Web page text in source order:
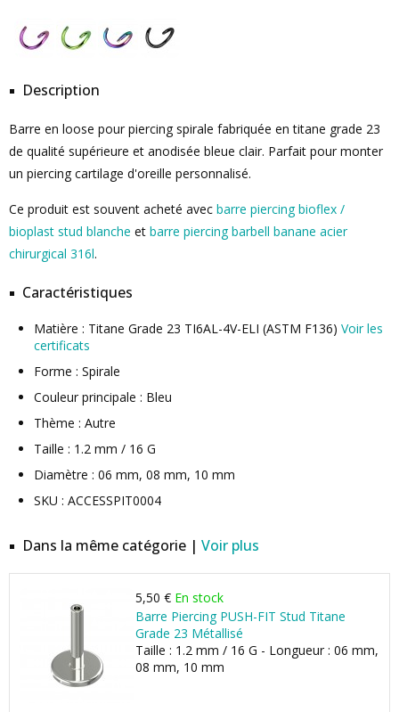
Description
Barre en loose pour piercing spirale fabriquée en titane grade 23
de qualité supérieure et anodisée bleue clair. Parfait pour monter
un piercing cartilage d'oreille personnalisé.
Ce produit est souvent acheté avec barre piercing bioflex /
bioplast stud blanche et barre piercing barbell banane acier
chirurgical 316l.
Caractéristiques
Matière : Titane Grade 23 TI6AL-4V-ELI (ASTM F136) Voir les
certificats
Forme : Spirale
Couleur principale : Bleu
Thème : Autre
Taille : 1.2 mm / 16 G
Diamètre : 06 mm, 08 mm, 10 mm
SKU : ACCESSPIT0004
Dans la même catégorie | Voir plus
5,50 € En stock
Barre Piercing PUSH-FIT Stud Titane
Grade 23 Métallisé
Taille : 1.2 mm / 16 G - Longueur : 06 mm,
08 mm, 10 mm